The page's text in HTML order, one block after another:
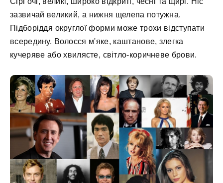
зазвичай великий, а нижня щелепа потужна.
Підборіддя округлої форми може трохи відступати
всередину. Волосся м'яке, каштанове, злегка
кучеряве або хвилясте, світло-коричневе брови.